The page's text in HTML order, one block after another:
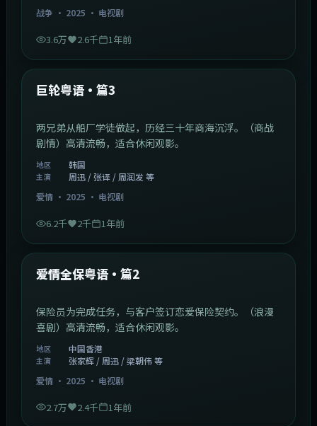
战争 · 2025 · 电视剧
3.6万 2.6千 1年前
最新
巨轮粤语·篇3
两兄弟从船厂学徒做起，历经三十年商海沉浮。（商战
剧情）高清流畅，适合休闲观影。
地区 韩国
主演
周迅 / 张译 / 周润发 等
爱情· 2025 · 电视剧
6.2千 2千 1年前
最新
爱情全保粤语·篇2
保险员为完成任务，与客户签订恋爱保险契约。（浪漫
喜剧）高清流畅，适合休闲观影。
地区 中国香港
主演
张家辉 / 周迅 / 梁朝伟 等
爱情· 2025 · 电视剧
2.7万 2.4千 1年前